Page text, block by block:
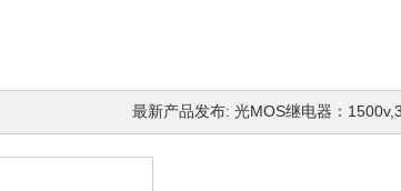
最新产品发布: 光MOS继电器：